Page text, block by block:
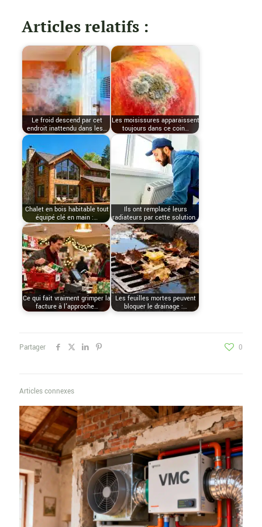
Articles relatifs :
Le froid descend par cet
endroit inattendu dans les…
Les moisissures apparaissent
toujours dans ce coin…
Chalet en bois habitable tout
équipé clé en main :…
Ils ont remplacé leurs
radiateurs par cette solution…
Ce qui fait vraiment grimper la
facture à l'approche…
Les feuilles mortes peuvent
bloquer le drainage :…
Partager 0
Articles connexes